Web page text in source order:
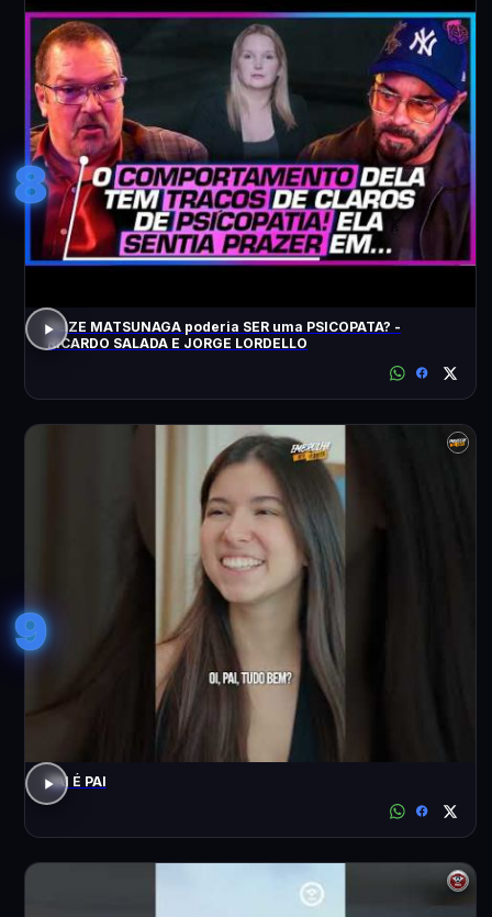
8
ELIZE MATSUNAGA poderia SER uma PSICOPATA? -
RICARDO SALADA E JORGE LORDELLO
9
PAI É PAI